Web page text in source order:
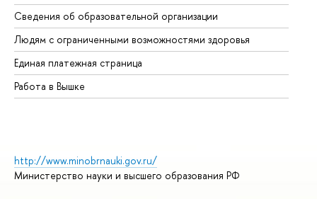
Сведения об образовательной организации
Людям с ограниченными возможностями здоровья
Единая платежная страница
Работа в Вышке
http://www.minobrnauki.gov.ru/
Министерство науки и высшего образования РФ